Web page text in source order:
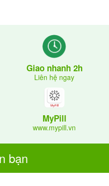
Giao nhanh 2h
Liên hệ ngay
MyPill
www.mypill.vn
bạn